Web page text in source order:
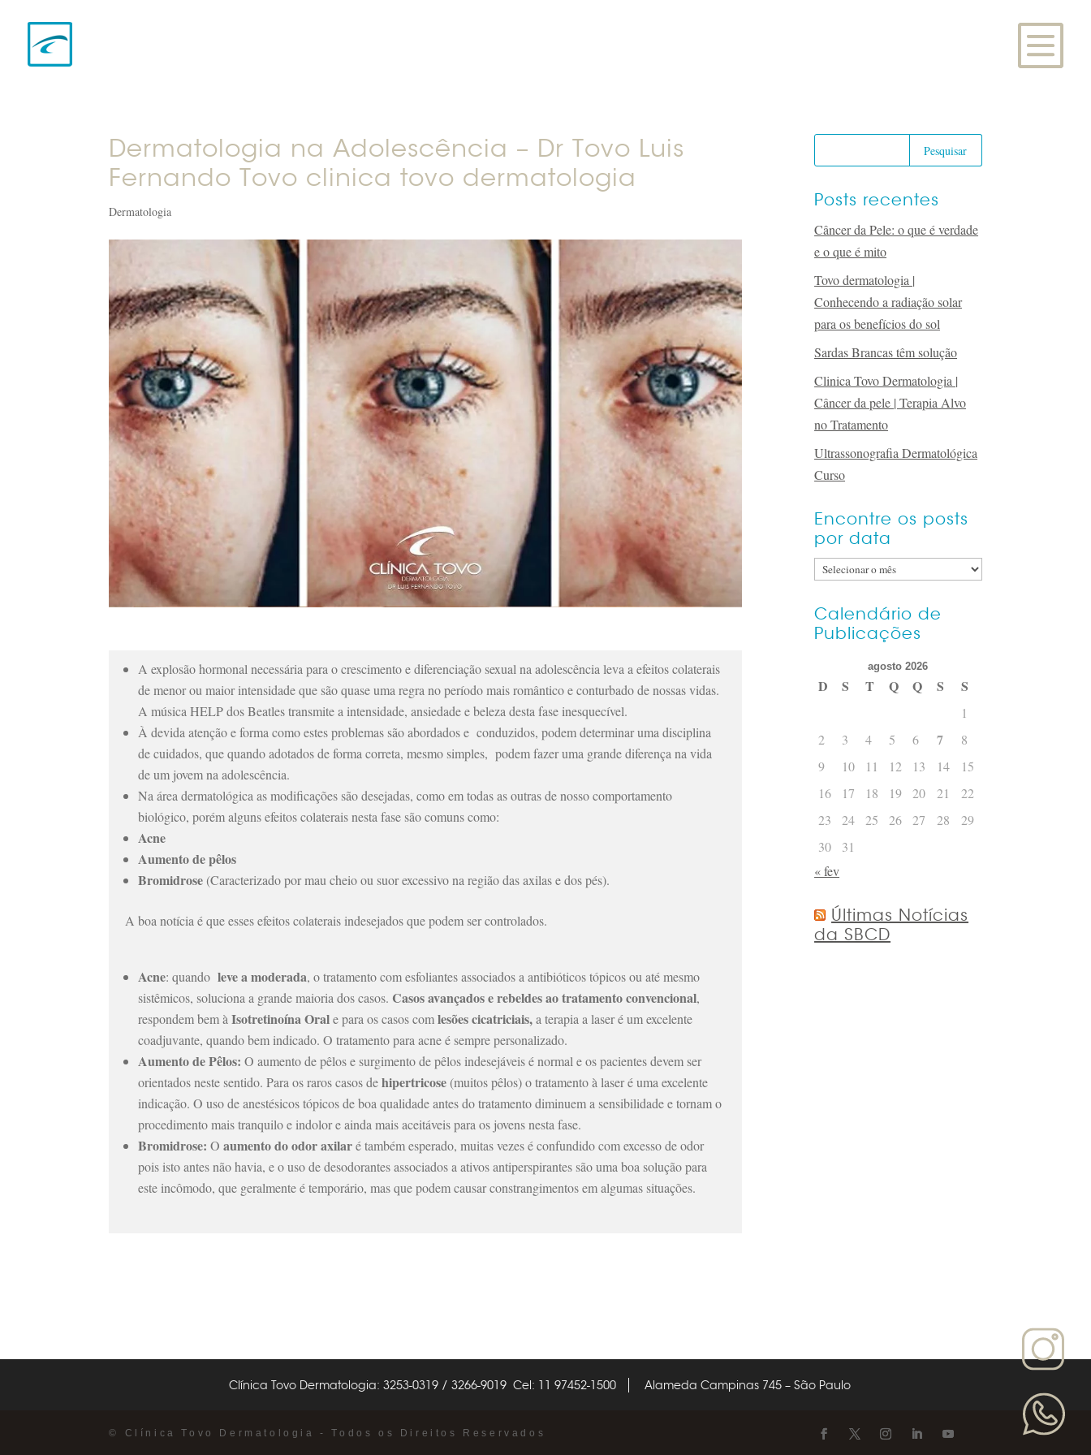
Dermatologia na Adolescência – Dr Tovo Luis
Fernando Tovo clinica tovo dermatologia
Dermatologia
A explosão hormonal necessária para o crescimento e diferenciação sexual na adolescência leva a efeitos colaterais
de menor ou maior intensidade que são quase uma regra no período mais romântico e conturbado de nossas vidas.
A música HELP dos Beatles transmite a intensidade, ansiedade e beleza desta fase inesquecível.
À devida atenção e forma como estes problemas são abordados e conduzidos, podem determinar uma disciplina
de cuidados, que quando adotados de forma correta, mesmo simples, podem fazer uma grande diferença na vida
de um jovem na adolescência.
Na área dermatológica as modificações são desejadas, como em todas as outras de nosso comportamento
biológico, porém alguns efeitos colaterais nesta fase são comuns como:
Acne
Aumento de pêlos
Bromidrose (Caracterizado por mau cheio ou suor excessivo na região das axilas e dos pés).
A boa notícia é que esses efeitos colaterais indesejados que podem ser controlados.
Acne: quandoleve a moderada, o tratamento com esfoliantes associados a antibióticos tópicos ou até mesmo
sistêmicos, soluciona a grande maioria dos casos. Casos avançados e rebeldes ao tratamento convencional,
respondem bem àIsotretinoína Orale para os casos comlesões cicatriciais,a terapia a laser é um excelente
coadjuvante, quando bem indicado. O tratamento para acne é sempre personalizado.
Aumento de Pêlos: O aumento de pêlos e surgimento de pêlos indesejáveis é normal e os pacientes devem ser
orientados neste sentido. Para os raros casos dehipertricose (muitos pêlos) o tratamento à laser é uma excelente
indicação. O uso de anestésicos tópicos de boa qualidade antes do tratamento diminuem a sensibilidade e tornam o
procedimento mais tranquilo e indolor e ainda mais aceitáveis para os jovens nesta fase.
Bromidrose: Oaumento do odor axilaré também esperado, muitas vezes é confundido com excesso de odor
pois isto antes não havia, e o uso de desodorantes associados a ativos antiperspirantes são uma boa solução para
este incômodo, que geralmente é temporário, mas que podem causar constrangimentos em algumas situações.
Posts recentes
Câncer da Pele: o que é verdade
e o que é mito
Tovo dermatologia |
Conhecendo a radiação solar
para os benefícios do sol
Sardas Brancas têm solução
Clinica Tovo Dermatologia |
Câncer da pele | Terapia Alvo
no Tratamento
Ultrassonografia Dermatológica
Curso
Encontre os posts
por data
Encontre
posts
por
Calendário de
Publicações
agosto 2026
D S T Q Q S S
1
2
3 4 5 6 7
8
9
10 11 12 13 14
15
16
17 18 19 20 21
22
23
24 25 26 27 28
29
30
31
« fev
Últimas Notícias
da SBCD
Clínica Tovo Dermatologia: 3253-0319 / 3266-9019 Cel: 11 97452-1500 Alameda Campinas 745 – São Paulo
© Clínica Tovo Dermatologia - Todos os Direitos Reservados